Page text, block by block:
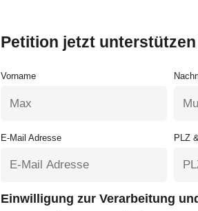
Petition jetzt unterstützen
Vorname
E-Mail Adresse PLZ
Einwilligung zur Verarbeitung